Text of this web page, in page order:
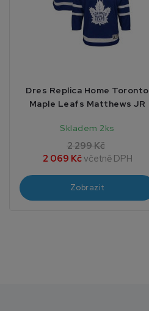
Dres Replica Home Toronto
Maple Leafs Matthews JR
Skladem 2ks
2 299 Kč
2 069 Kčvčetně DPH
Zobrazit